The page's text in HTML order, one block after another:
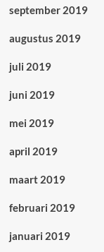
september 2019
augustus 2019
juli 2019
juni 2019
mei 2019
april 2019
maart 2019
februari 2019
januari 2019